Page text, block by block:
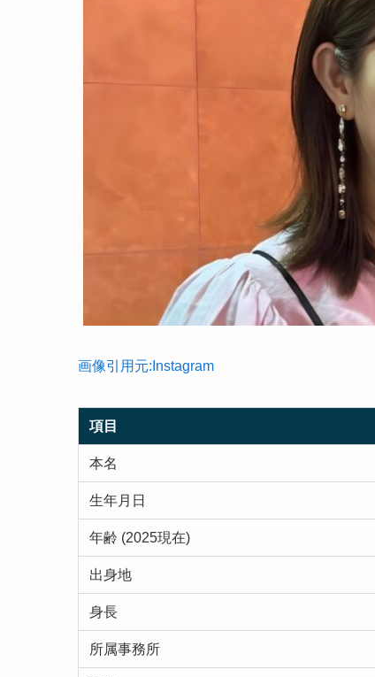
画像引用元:Instagram
項目
本名
生年月日
年齢 (2025現在)
出身地
身長
所属事務所